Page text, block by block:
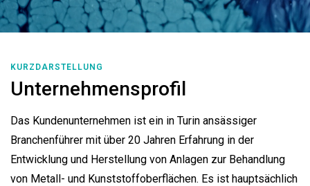
KURZDARSTELLUNG
Unternehmensprofil
Das Kundenunternehmen ist ein in Turin ansässiger
Branchenführer mit über 20 Jahren Erfahrung in der
Entwicklung und Herstellung von Anlagen zur Behandlung
von Metall- und Kunststoffoberflächen. Es ist hauptsächlich